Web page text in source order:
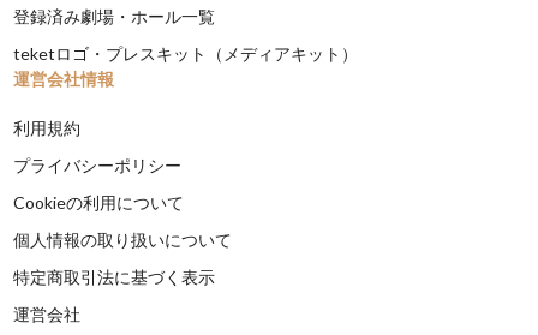
登録済み劇場・ホール一覧
teketロゴ・プレスキット（メディアキット）
運営会社情報
利用規約
プライバシーポリシー
Cookieの利用について
個人情報の取り扱いについて
特定商取引法に基づく表示
運営会社